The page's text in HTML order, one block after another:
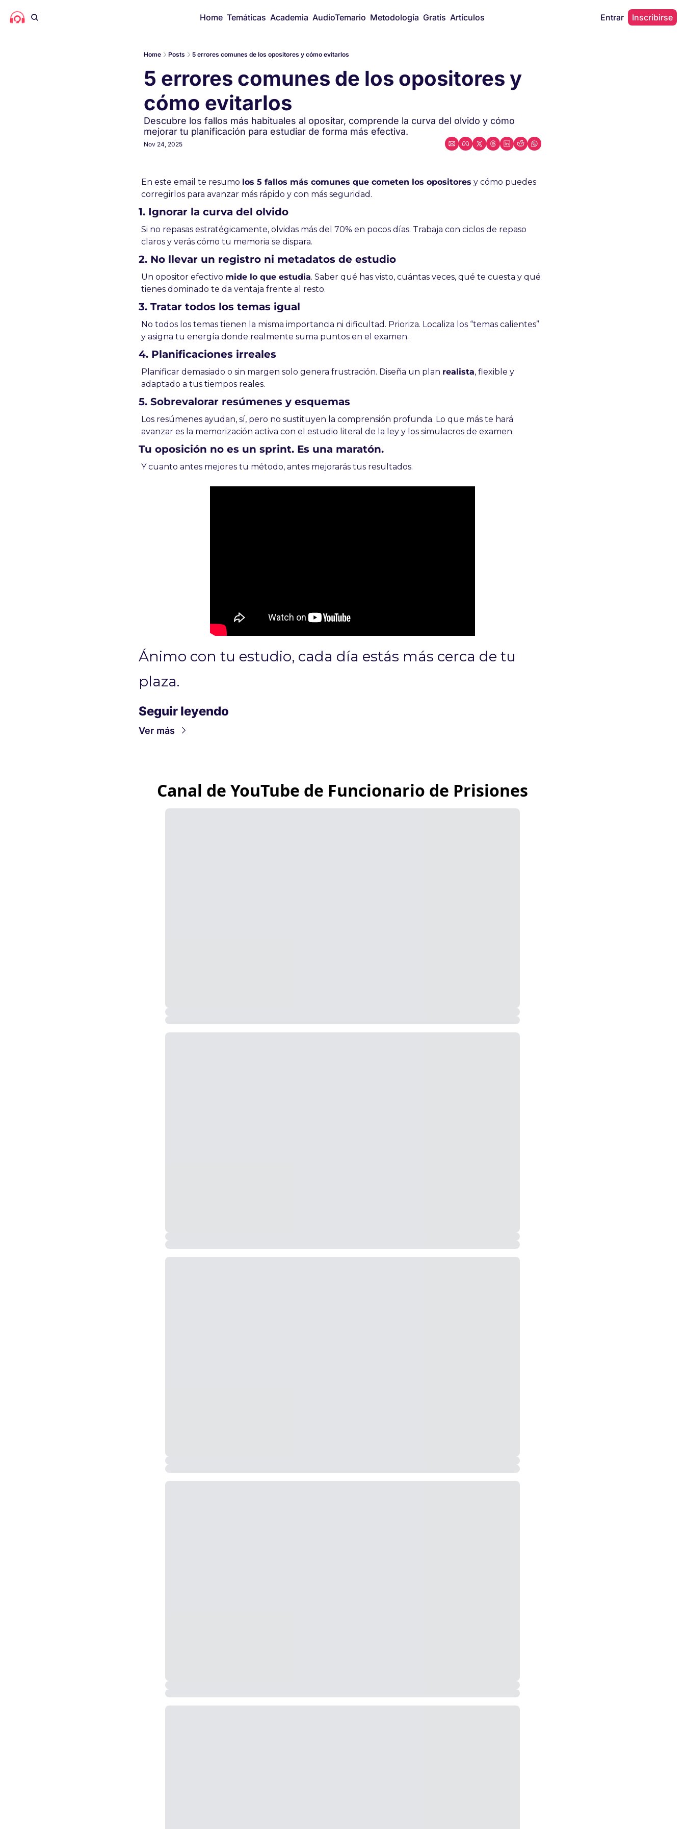
Home Temáticas Academia AudioTemario Metodología Gratis Artículos Entrar Inscribirse
Home Posts 5 errores comunes de los opositores y cómo evitarlos
5 errores comunes de los opositores y
cómo evitarlos
Descubre los fallos más habituales al opositar, comprende la curva del olvido y cómo
mejorar tu planificación para estudiar de forma más efectiva.
Nov 24, 2025
En este email te resumo los 5 fallos más comunes que cometen los opositores y cómo puedes
corregirlos para avanzar más rápido y con más seguridad.
1. Ignorar la curva del olvido
Si no repasas estratégicamente, olvidas más del 70% en pocos días. Trabaja con ciclos de repaso
claros y verás cómo tu memoria se dispara.
2. No llevar un registro ni metadatos de estudio
Un opositor efectivo mide lo que estudia. Saber qué has visto, cuántas veces, qué te cuesta y qué
tienes dominado te da ventaja frente al resto.
3. Tratar todos los temas igual
No todos los temas tienen la misma importancia ni dificultad. Prioriza. Localiza los “temas calientes”
y asigna tu energía donde realmente suma puntos en el examen.
4. Planificaciones irreales
Planificar demasiado o sin margen solo genera frustración. Diseña un plan realista, flexible y
adaptado a tus tiempos reales.
5. Sobrevalorar resúmenes y esquemas
Los resúmenes ayudan, sí, pero no sustituyen la comprensión profunda. Lo que más te hará
avanzar es la memorización activa con el estudio literal de la ley y los simulacros de examen.
Tu oposición no es un sprint. Es una maratón.
Y cuanto antes mejores tu método, antes mejorarás tus resultados.
Ánimo con tu estudio, cada día estás más cerca de tu
plaza.
Seguir leyendo
Ver más
Canal de YouTube de Funcionario de Prisiones